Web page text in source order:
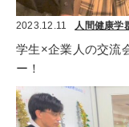
2023.12.11 人間健康学
学生×企業人の交流
ー！